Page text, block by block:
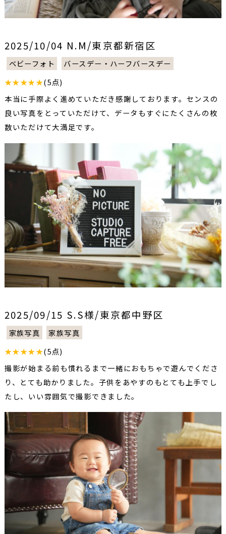
2025/10/04 N.M/東京都新宿区
ベビーフォト
バースデー・ハーフバースデー
★★★★★(5点)
本当に手際よく進めていただき感謝しております。センスの
良い写真をとっていただけて、データもすぐにたくさんの枚
数いただけて大満足です。
2025/09/15 S.S様/東京都中野区
家族写真
家族写真
★★★★★(5点)
撮影が始まる前も慣れるまで一緒におもちゃで遊んでくださ
り、とても助かりました。子供をあやすのもとても上手でし
たし、いい雰囲気で撮影できました。